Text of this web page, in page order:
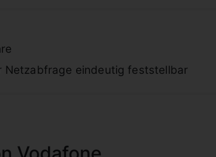
Netzabfrage eindeutig feststellbar